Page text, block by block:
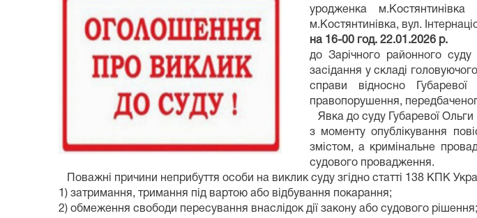
уродженка
м.Костянтинівка, вул.
на 16-00 год. 22.01.2026 р.
до Зарічного районного
засідання у складі
справи відносно
правопорушення,
Явка до суду Губаревої Ольги
з моменту опублікування
змістом, а кримінальне
судового провадження.
Поважні причини неприбуття особи на виклик суду згідно статті 138 КПК
1) затримання, тримання під вартою або відбування покарання;
2) обмеження свободи пересування внаслідок дії закону або судового рішення;